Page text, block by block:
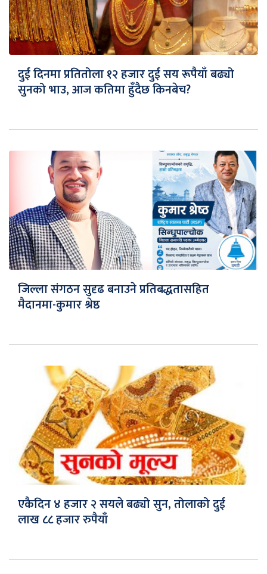
दुई दिनमा प्रतितोला १२ हजार दुई सय रूपैयाँ बढ्यो
सुनको भाउ, आज कतिमा हुँदैछ किनबेच?
जिल्ला संगठन सुदृढ बनाउने प्रतिबद्धतासहित
मैदानमा-कुमार श्रेष्ठ
एकैदिन ४ हजार २ सयले बढ्यो सुन, तोलाको दुई
लाख ८८ हजार रुपैयाँ